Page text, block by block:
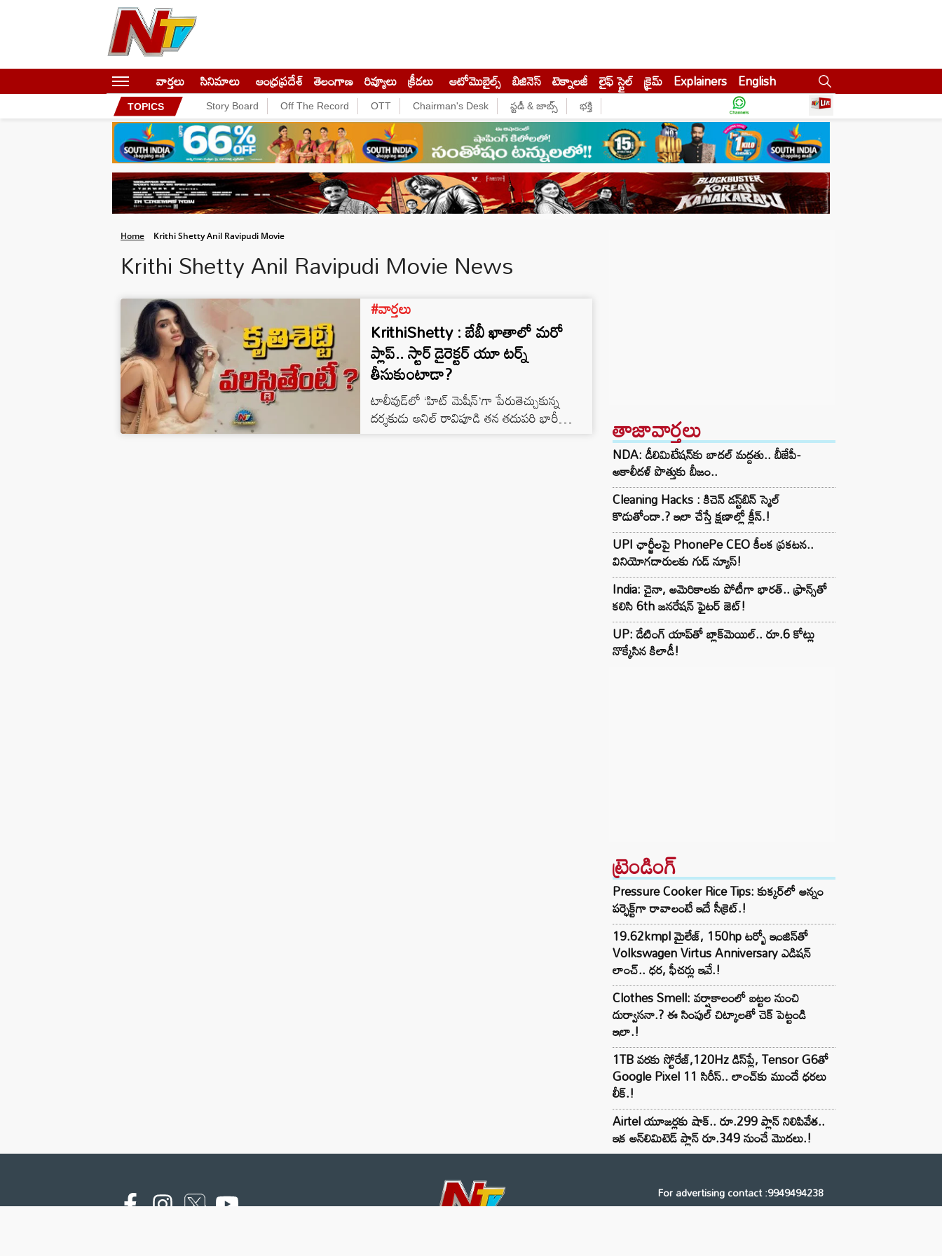
వార్తలు సినిమాలు ఆంధ్రప్రదేశ్ తెలంగాణ రివ్యూలు క్రీడలు ఆటోమొబైల్స్ బిజినెస్‌ టెక్నాలజీ లైఫ్ స్టైల్ క్రైమ్ Explainers English
TOPICS Story Board Off The Record OTT Chairman's Desk స్టడీ & జాబ్స్ భక్తి
Home Krithi Shetty Anil Ravipudi Movie
Krithi Shetty Anil Ravipudi Movie News
#వార్తలు
KrithiShetty : బేబీ ఖాతాలో మరో
ప్లాప్.. స్టార్ డైరెక్టర్ యూ టర్న్
తీసుకుంటాడా?
టాలీవుడ్‌లో ‘హిట్ మెషీన్’గా పేరుతెచ్చుకున్న
దర్శకుడు అనిల్ రావిపూడి తన తదుపరి భారీ
మల్టీస్టారర్ కోసం రంగం సిద్ధం చేస్తున్నారు. విక్టరీ తాజావార్తలు
NDA: డీలిమిటేషన్‌కు బాదల్ మద్దతు.. బీజేపీ-
అకాలీదళ్ పొత్తుకు బీజం..
Cleaning Hacks : కిచెన్ డస్ట్‌బిన్ స్మెల్
కొడుతోందా.? ఇలా చేస్తే క్షణాల్లో క్లీన్.!
UPI ఛార్జీలపై PhonePe CEO కీలక ప్రకటన..
వినియోగదారులకు గుడ్ న్యూస్!
India: చైనా, అమెరికాలకు పోటీగా భారత్.. ఫ్రాన్స్‌తో
కలిసి 6th జనరేషన్ ఫైటర్ జెట్!
UP: డేటింగ్ యాప్‌తో బ్లాక్‌మెయిల్.. రూ.6 కోట్లు
నొక్కేసిన కిలాడీ!
ట్రెండింగ్‌
Pressure Cooker Rice Tips: కుక్కర్‌లో అన్నం
పర్ఫెక్ట్‌గా రావాలంటే ఇదే సీక్రెట్.!
19.62kmpl మైలేజ్, 150hp టర్బో ఇంజిన్‌తో
Volkswagen Virtus Anniversary ఎడిషన్
లాంచ్.. ధర, ఫీచర్లు ఇవే.!
Clothes Smell: వర్షాకాలంలో బట్టల నుంచి
దుర్వాసనా.? ఈ సింపుల్ చిట్కాలతో చెక్ పెట్టండి
ఇలా.!
1TB వరకు స్టోరేజ్,120Hz డిస్‌ప్లే, Tensor G6తో
Google Pixel 11 సిరీస్.. లాంచ్⁭కు ముందే ధరలు
లీక్.!
Airtel యూజర్లకు షాక్.. రూ.299 ప్లాన్ నిలిపివేత..
ఇక అన్‌లిమిటెడ్ ప్లాన్ రూ.349 నుంచే మొదలు.!
For advertising contact :9949494238
Email: digital@ntvnetwork.com